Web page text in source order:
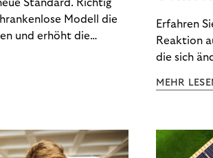
Standard. Richtig
Modell die
und erhöht die
wir in diesem Guide
DACH
Erfahren
Reaktion
die sich
MEHR